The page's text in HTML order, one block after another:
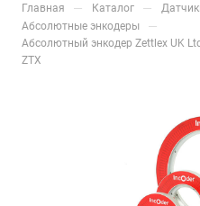
Главная — Каталог —
Абсолютные энкодеры —
Абсолютный энкодер Zettlex UK
ZTX